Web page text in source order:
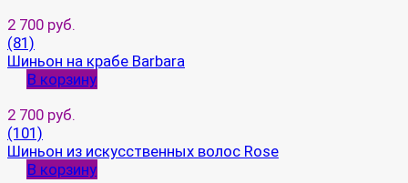
2 700 руб.
(81)
Шиньон на крабе Barbara
В корзину
2 700 руб.
(101)
Шиньон из искусственных волос Rose
В корзину